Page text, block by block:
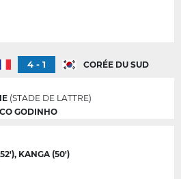
4 - 1
CORÉE DU SUD
(STADE DE LATTRE)
GODINHO
KANGA (50')